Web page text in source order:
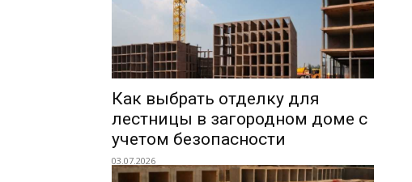
Как выбрать отделку для
лестницы в загородном доме с
учетом безопасности
03.07.2026